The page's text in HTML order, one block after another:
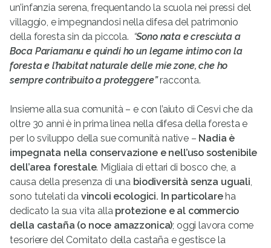
un’infanzia serena, frequentando la scuola nei pressi del
villaggio, e impegnandosi nella difesa del patrimonio
della foresta sin da piccola. “Sono nata e cresciuta a
Boca Pariamanu e quindi ho un legame intimo con la
foresta e l’habitat naturale delle mie zone, che ho
sempre contribuito a proteggere”racconta.
Insieme alla sua comunità – e con l’aiuto di Cesvi che da
oltre 30 anni è in prima linea nella difesa della foresta e
per lo sviluppo della sue comunità native – Nadia è
impegnata nella conservazione e nell’uso sostenibile
dell’area forestale. Migliaia di ettari di bosco che, a
causa della presenza di una biodiversità senza uguali,
sono tutelati da vincoli ecologici. In particolare ha
dedicato la sua vita alla protezione e al commercio
della castaña (o noce amazzonica); oggi lavora come
tesoriere del Comitato della castaña e gestisce la